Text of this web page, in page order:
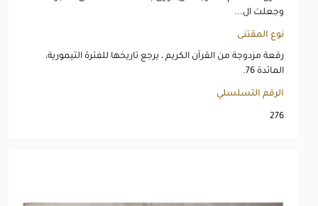
وجعلت ال...
نوع المقتنى
رقعة مزدوجة من القرآن الكريم ، يرجع تاريخها للفترة التيمورية،
المائدة 76.
الرقم التسلسلي
276